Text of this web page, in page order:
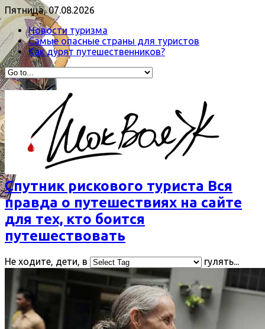
Пятница, 07.08.2026
Новости туризма
Самые опасные страны для туристов
Как дурят путешественников?
Спутник рискового туриста Вся
правда о путешествиях на сайте
для тех, кто боится
путешествовать
Не ходите, дети, в гулять...